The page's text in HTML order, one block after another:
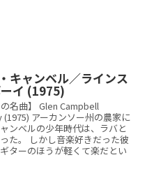
キャンベル／ラインス
イ (1975)
名曲】 Glen Campbell
アーカンソー州の農家に
ンベルの少年時代は、ラバと
た。 しかし音楽好きだった彼
ターのほうが軽くて楽だとい